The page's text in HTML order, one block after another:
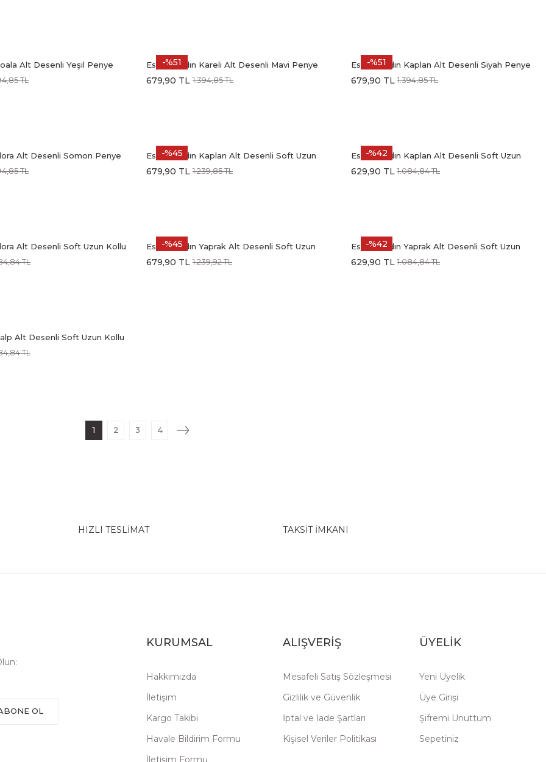
Alt Desenli Yeşil Penye
Pijama Takımı
TL
-%51
Estiva Kadın Kareli Alt Desenli Mavi Penye
Lycra Kısa Kollu Pijama Takımı
679,90 TL 1.394,85 TL
-%51
Estiva Kadın Kaplan Alt Desenli Siyah Penye
Lycra Kısa Kollu Pijama Takımı
679,90 TL 1.394,85 TL
Alt Desenli Somon Penye
Pijama Takımı
TL
-%45
Estiva Kadın Kaplan Alt Desenli Soft Uzun
Kollu Battal Pijama Takımı
679,90 TL 1.239,85 TL
-%42
Estiva Kadın Kaplan Alt Desenli Soft Uzun
Kollu Pijama Takımı
629,90 TL 1.084,84 TL
Alt Desenli Soft Uzun Kollu
TL
-%45
Estiva Kadın Yaprak Alt Desenli Soft Uzun
Kollu Battal Pijama Takımı
679,90 TL 1.239,92 TL
-%42
Estiva Kadın Yaprak Alt Desenli Soft Uzun
Kollu Pijama Takımı
629,90 TL 1.084,84 TL
Alt Desenli Soft Uzun Kollu
TL
1 2 3 4
HIZLI TESLİMAT TAKSİT İMKANI
OL
KURUMSAL
Hakkımızda
İletişim
Kargo Takibi
Havale Bildirim Formu
İletişim Formu
ALIŞVERİŞ
Mesafeli Satış Sözleşmesi
Gizlilik ve Güvenlik
İptal ve İade Şartları
Kişisel Veriler Politikası
ÜYELİK
Yeni Üyelik
Üye Girişi
Şifremi Unuttum
Sepetiniz